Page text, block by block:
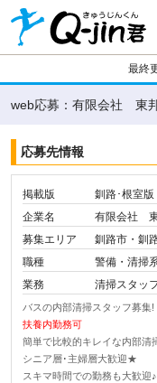
最終
web応募：有限会社 東
応募先情報
掲載版
釧路･根室版
企業名
有限会社 東
募集エリア
釧路市・釧
職種
警備・清掃
業務
清掃スタッ
バスの内部清掃スタッフ募集!
扶養内勤務可
簡単で比較的キレイな内部清
シニア層･主婦層大歓迎★
スキマ時間での勤務も大歓